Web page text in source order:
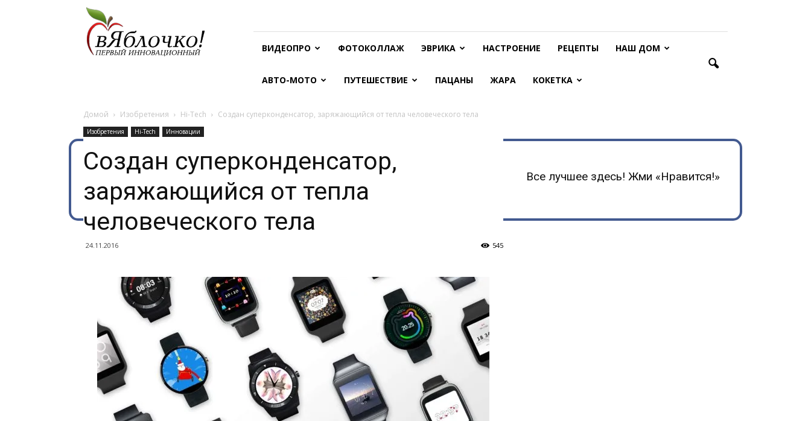
В
яблочко!
ВИДЕОПРО ФОТОКОЛЛАЖ ЭВРИКА НАСТРОЕНИЕ РЕЦЕПТЫ НАШ ДОМ
АВТО-МОТО ПУТЕШЕСТВИЕ ПАЦАНЫ ЖАРА КОКЕТКА
Домой Изобретения Hi-Tech Создан суперконденсатор, заряжающийся от тепла человеческого тела
Изобретения Hi-Tech Инновации
Создан суперконденсатор,
заряжающийся от тепла
человеческого тела
24.11.2016 545
Все лучшее здесь! Жми «Нравится!»